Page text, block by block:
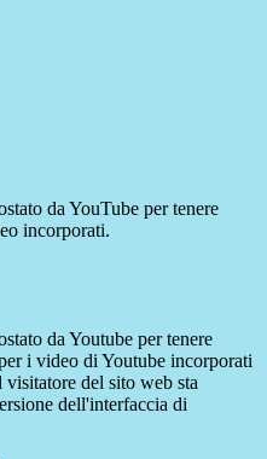
da YouTube per tenere
incorporati.
da Youtube per tenere
i video di Youtube incorporati
del sito web sta
dell'interfaccia di